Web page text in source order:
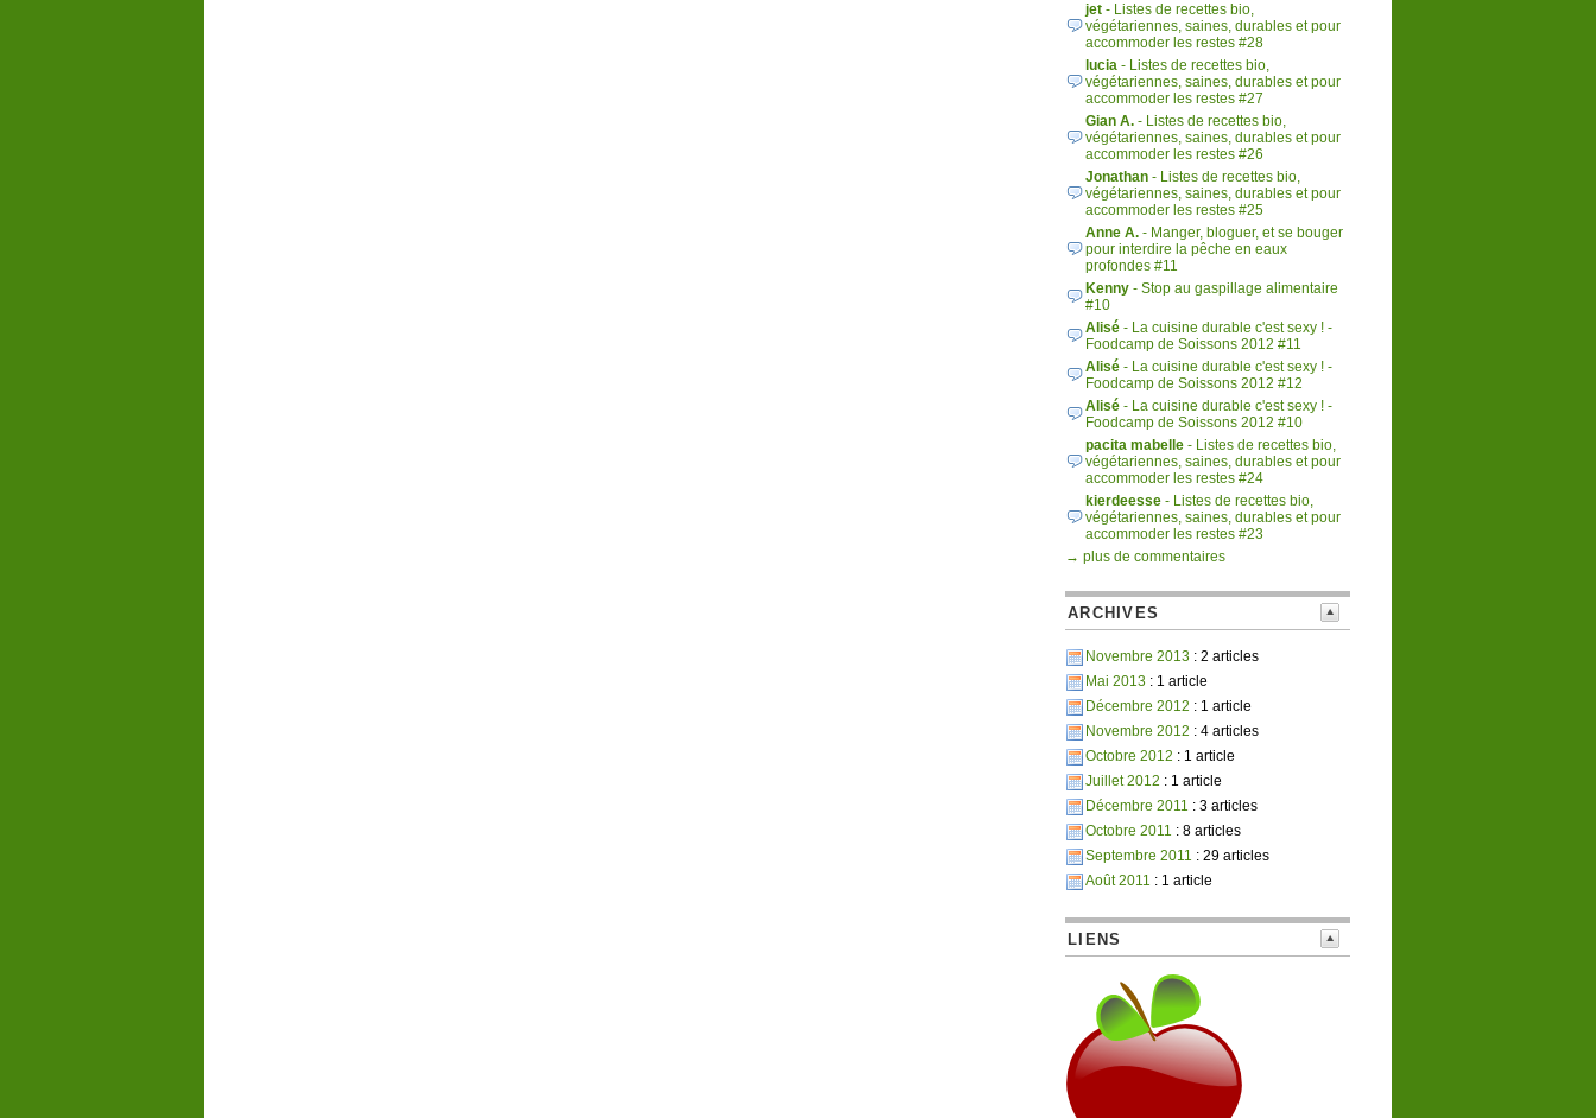
jet - Listes de recettes bio,
végétariennes, saines, durables et pour
accommoder les restes #28
lucia - Listes de recettes bio,
végétariennes, saines, durables et pour
accommoder les restes #27
Gian A. - Listes de recettes bio,
végétariennes, saines, durables et pour
accommoder les restes #26
Jonathan - Listes de recettes bio,
végétariennes, saines, durables et pour
accommoder les restes #25
Anne A. - Manger, bloguer, et se bouger
pour interdire la pêche en eaux
profondes #11
Kenny - Stop au gaspillage alimentaire
#10
Alisé - La cuisine durable c'est sexy ! -
Foodcamp de Soissons 2012 #11
Alisé - La cuisine durable c'est sexy ! -
Foodcamp de Soissons 2012 #12
Alisé - La cuisine durable c'est sexy ! -
Foodcamp de Soissons 2012 #10
pacita mabelle - Listes de recettes bio,
végétariennes, saines, durables et pour
accommoder les restes #24
kierdeesse - Listes de recettes bio,
végétariennes, saines, durables et pour
accommoder les restes #23
→ plus de commentaires
ARCHIVES
Novembre 2013 : 2 articles
Mai 2013 : 1 article
Décembre 2012 : 1 article
Novembre 2012 : 4 articles
Octobre 2012 : 1 article
Juillet 2012 : 1 article
Décembre 2011 : 3 articles
Octobre 2011 : 8 articles
Septembre 2011 : 29 articles
Août 2011 : 1 article
LIENS